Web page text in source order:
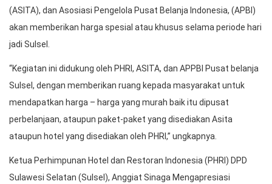
(ASITA), dan Asosiasi Pengelola Pusat Belanja Indonesia, (APBI)
akan memberikan harga spesial atau khusus selama periode hari
jadi Sulsel.
“Kegiatan ini didukung oleh PHRI, ASITA, dan APPBI Pusat belanja
Sulsel, dengan memberikan ruang kepada masyarakat untuk
mendapatkan harga – harga yang murah baik itu dipusat
perbelanjaan, ataupun paket-paket yang disediakan Asita
ataupun hotel yang disediakan oleh PHRI,” ungkapnya.
Ketua Perhimpunan Hotel dan Restoran Indonesia (PHRI) DPD
Sulawesi Selatan (Sulsel), Anggiat Sinaga Mengapresiasi